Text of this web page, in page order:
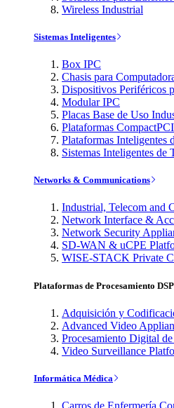
Wireless Industrial
Sistemas Inteligentes
Box IPC
Chasis para
Dispositivos Periféricos
Modular IPC
Placas Base de Uso
Plataformas CompactPCI
Plataformas Inteligentes
Sistemas Inteligentes de
Networks & Communications
Industrial, Telecom and
Network Interface &
Network Security
SD-WAN & uCPE
WISE-STACK Private
Plataformas de Procesamiento DSP
Adquisición y
Advanced Video
Procesamiento Digital
Video Surveillance
Informática Médica
Carros de Enfermería